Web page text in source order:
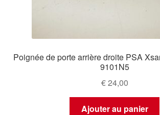
Poignée de porte arrière droite PSA
9101N5
€24,00
Ajouter au panier